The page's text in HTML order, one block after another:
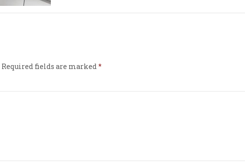
Required fields are marked